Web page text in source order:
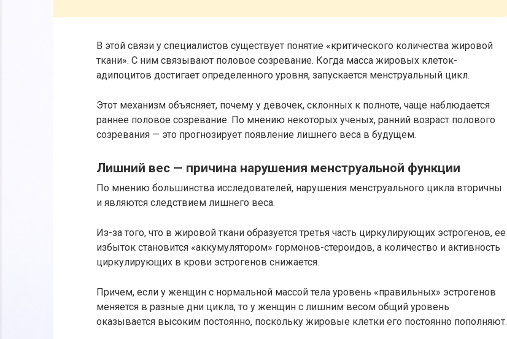
В этой связи у специалистов существует понятие «критического количества жировой
ткани». С ним связывают половое созревание. Когда масса жировых клеток-
адипоцитов достигает определенного уровня, запускается менструальный цикл.
Этот механизм объясняет, почему у девочек, склонных к полноте, чаще наблюдается
раннее половое созревание. По мнению некоторых ученых, ранний возраст полового
созревания — это прогнозирует появление лишнего веса в будущем.
Лишний вес — причина нарушения менструальной функции
По мнению большинства исследователей, нарушения менструального цикла вторичны
и являются следствием лишнего веса.
Из-за того, что в жировой ткани образуется третья часть циркулирующих эстрогенов, ее
избыток становится «аккумулятором» гормонов-стероидов, а количество и активность
циркулирующих в крови эстрогенов снижается.
Причем, если у женщин с нормальной массой тела уровень «правильных» эстрогенов
меняется в разные дни цикла, то у женщин с лишним весом общий уровень
оказывается высоким постоянно, поскольку жировые клетки его постоянно пополняют.